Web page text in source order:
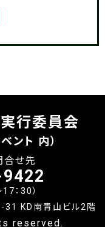
行委員会
ント 内）
合せ先
：30）
KD南青山ビル2階
reserved.